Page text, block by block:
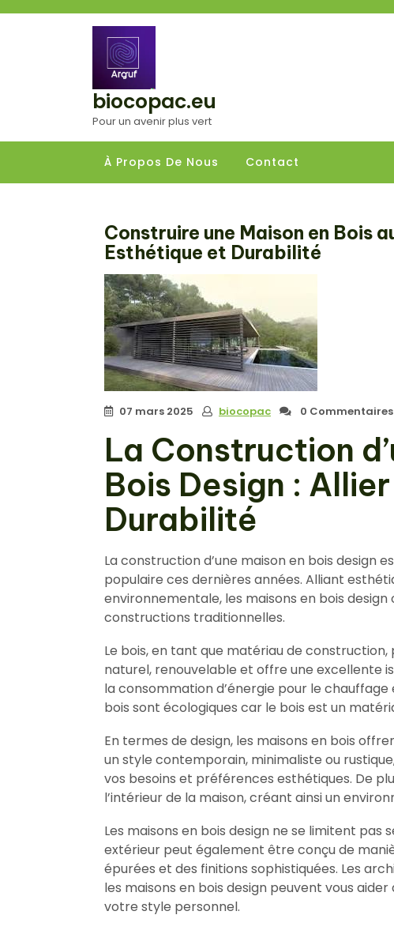
biocopac.eu
Pour un avenir plus vert
À Propos De Nous Contact
Construire une Maison en Bois
Esthétique et Durabilité
07 mars 2025 biocopac 0 Commentaires
La Construction
Bois Design :
Durabilité
La construction d’une maison en bois design
populaire ces dernières années. Alliant
environnementale, les maisons en bois
constructions traditionnelles.
Le bois, en tant que matériau de
naturel, renouvelable et offre une excellente
la consommation d’énergie pour le
bois sont écologiques car le bois est un
En termes de design, les maisons en bois
un style contemporain, minimaliste ou
vos besoins et préférences esthétiques. De
l’intérieur de la maison, créant ainsi un
Les maisons en bois design ne se limitent pas
extérieur peut également être conçu de
épurées et des finitions sophistiquées. Les
les maisons en bois design peuvent vous
votre style personnel.